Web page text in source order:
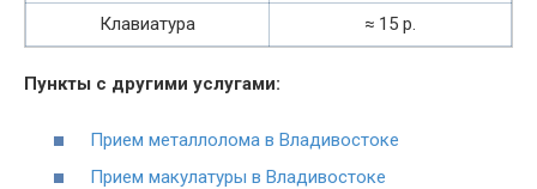
Клавиатура
≈ 15 р.
Пункты с другими услугами:
Прием металлолома в Владивостоке
Прием макулатуры в Владивостоке